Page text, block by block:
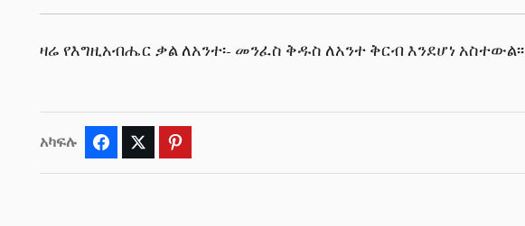
ዛሬ የእግዚአብሔር ቃል ለአንተ፡- መንፈስ ቅዱስ ለአንተ ቅርብ እንደሆነ አስተውል፡፡
አካፍሉ Facebook Twitter